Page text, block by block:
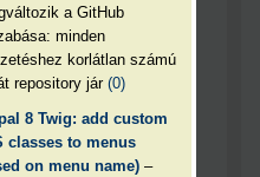
a GitHub
minden
korlátlan számú
repository jár(0)
8 Twig: add custom
classes to menus
on menu name) –